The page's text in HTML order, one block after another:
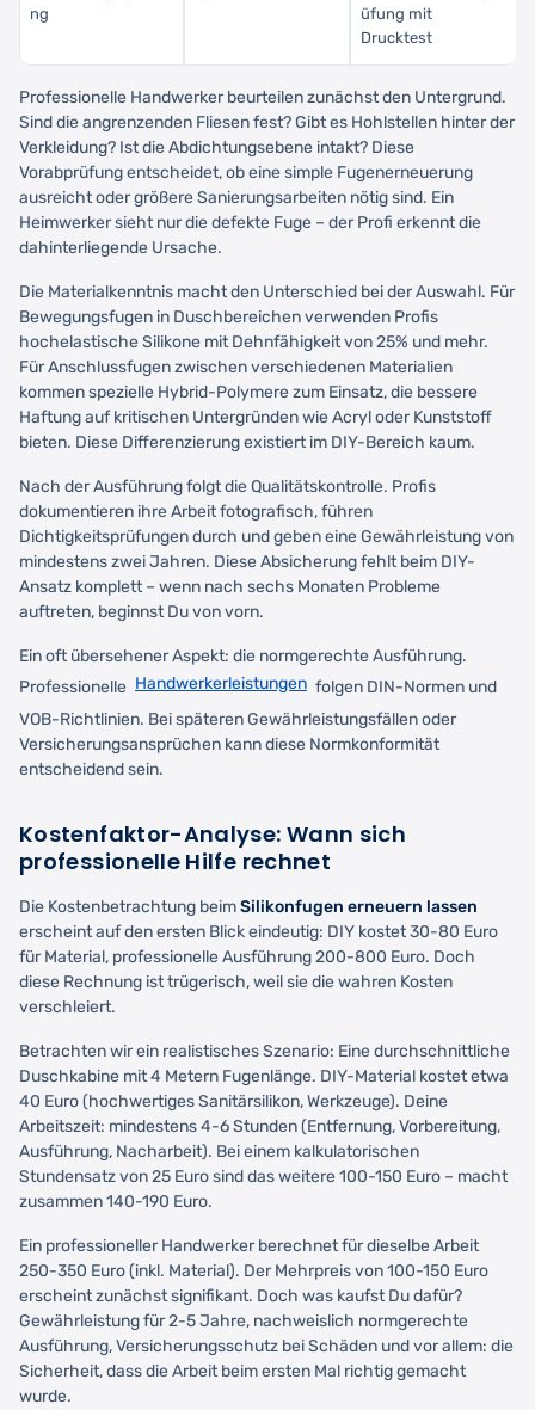
ng
üfung mit
Drucktest
Professionelle Handwerker beurteilen zunächst den Untergrund.
Sind die angrenzenden Fliesen fest? Gibt es Hohlstellen hinter der
Verkleidung? Ist die Abdichtungsebene intakt? Diese
Vorabprüfung entscheidet, ob eine simple Fugenerneuerung
ausreicht oder größere Sanierungsarbeiten nötig sind. Ein
Heimwerker sieht nur die defekte Fuge – der Profi erkennt die
dahinterliegende Ursache.
Die Materialkenntnis macht den Unterschied bei der Auswahl. Für
Bewegungsfugen in Duschbereichen verwenden Profis
hochelastische Silikone mit Dehnfähigkeit von 25% und mehr.
Für Anschlussfugen zwischen verschiedenen Materialien
kommen spezielle Hybrid-Polymere zum Einsatz, die bessere
Haftung auf kritischen Untergründen wie Acryl oder Kunststoff
bieten. Diese Differenzierung existiert im DIY-Bereich kaum.
Nach der Ausführung folgt die Qualitätskontrolle. Profis
dokumentieren ihre Arbeit fotografisch, führen
Dichtigkeitsprüfungen durch und geben eine Gewährleistung von
mindestens zwei Jahren. Diese Absicherung fehlt beim DIY-
Ansatz komplett – wenn nach sechs Monaten Probleme
auftreten, beginnst Du von vorn.
Ein oft übersehener Aspekt: die normgerechte Ausführung.
Professionelle Handwerkerleistungen folgen DIN-Normen und
VOB-Richtlinien. Bei späteren Gewährleistungsfällen oder
Versicherungsansprüchen kann diese Normkonformität
entscheidend sein.
Kostenfaktor-Analyse: Wann sich
professionelle Hilfe rechnet
Die Kostenbetrachtung beimSilikonfugen erneuern lassen
erscheint auf den ersten Blick eindeutig: DIY kostet 30-80 Euro
für Material, professionelle Ausführung 200-800 Euro. Doch
diese Rechnung ist trügerisch, weil sie die wahren Kosten
verschleiert.
Betrachten wir ein realistisches Szenario: Eine durchschnittliche
Duschkabine mit 4 Metern Fugenlänge. DIY-Material kostet etwa
40 Euro (hochwertiges Sanitärsilikon, Werkzeuge). Deine
Arbeitszeit: mindestens 4-6 Stunden (Entfernung, Vorbereitung,
Ausführung, Nacharbeit). Bei einem kalkulatorischen
Stundensatz von 25 Euro sind das weitere 100-150 Euro – macht
zusammen 140-190 Euro.
Ein professioneller Handwerker berechnet für dieselbe Arbeit
250-350 Euro (inkl. Material). Der Mehrpreis von 100-150 Euro
erscheint zunächst signifikant. Doch was kaufst Du dafür?
Gewährleistung für 2-5 Jahre, nachweislich normgerechte
Ausführung, Versicherungsschutz bei Schäden und vor allem: die
Sicherheit, dass die Arbeit beim ersten Mal richtig gemacht
wurde.